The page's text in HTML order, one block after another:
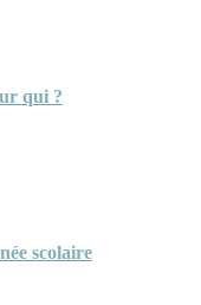
qui ?
scolaire